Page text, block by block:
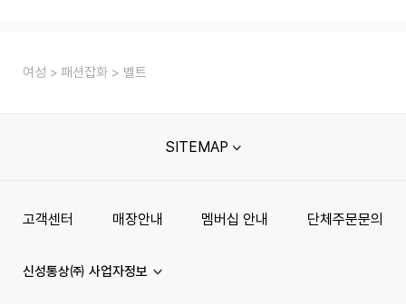
여성 패션잡화 벨트
SITEMAP
고객센터 매장안내 멤버십 안내 단체주문문의
신성통상㈜ 사업자정보